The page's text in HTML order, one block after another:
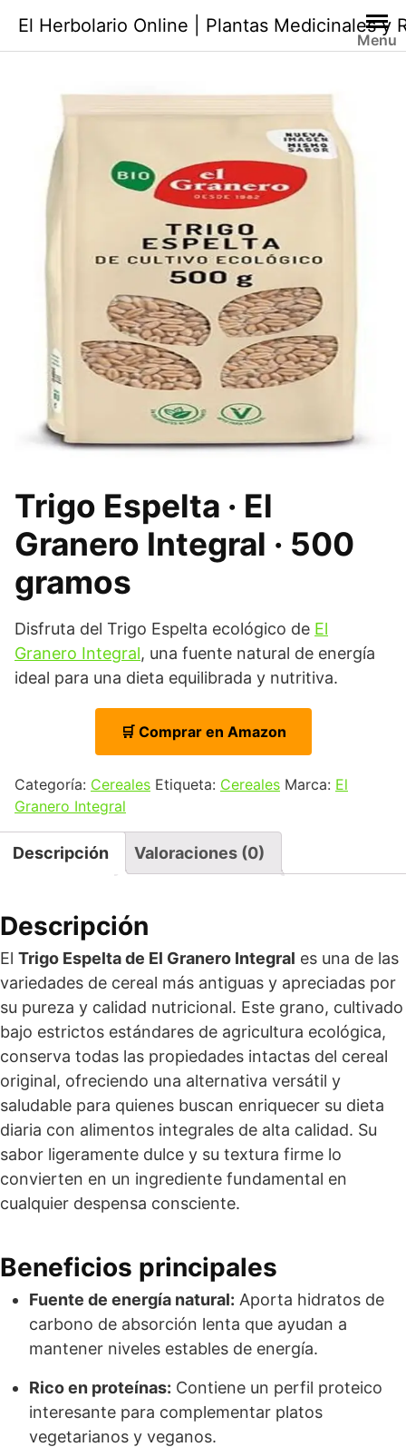
contenido
El Herbolario Online | Plantas Medicinales y
Menu
Trigo Espelta · El
Granero Integral · 500
gramos
Disfruta del Trigo Espelta ecológico de El
Granero Integral, una fuente natural de energía
ideal para una dieta equilibrada y nutritiva.
🛒 Comprar en Amazon
Categoría: Cereales Etiqueta: Cereales Marca: El
Granero Integral
Descripción Valoraciones (0)
Descripción
El Trigo Espelta de El Granero Integral es una de las
variedades de cereal más antiguas y apreciadas por
su pureza y calidad nutricional. Este grano, cultivado
bajo estrictos estándares de agricultura ecológica,
conserva todas las propiedades intactas del cereal
original, ofreciendo una alternativa versátil y
saludable para quienes buscan enriquecer su dieta
diaria con alimentos integrales de alta calidad. Su
sabor ligeramente dulce y su textura firme lo
convierten en un ingrediente fundamental en
cualquier despensa consciente.
Beneficios principales
Fuente de energía natural: Aporta hidratos de
carbono de absorción lenta que ayudan a
mantener niveles estables de energía.
Rico en proteínas: Contiene un perfil proteico
interesante para complementar platos
vegetarianos y veganos.